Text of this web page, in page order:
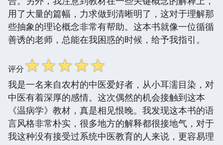
用了大量的篇幅，力求做到清晰明了，这对于理解那
些抽象的理论概念非常有帮助。这本书就像一位循循
善诱的老师，总能在我困惑的时候，给予我指引。
评分☆☆☆☆☆
我是一名来自农村的中医爱好者，从小耳濡目染，对
中医有着深厚的感情。这次偶然的机会接触到这本
《温病学》教材，真是相见恨晚。我发现这本书的语
言风格非常朴实，很多地方的解释都很接地气，对于
我这种没有接受过系统中医教育的人来说，更容易理